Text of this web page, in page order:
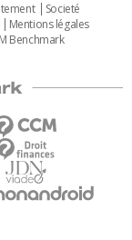
Societé
Mentions légales
Benchmark